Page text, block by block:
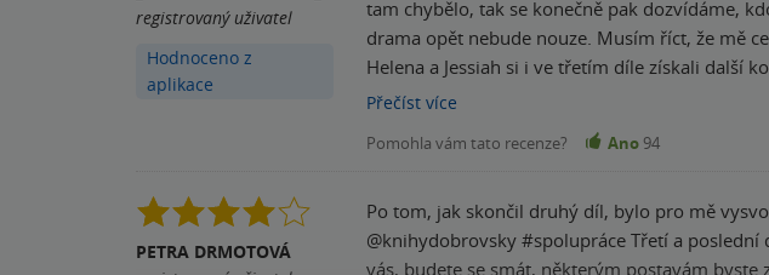
registrovaný uživatel
Hodnoceno z
aplikace
tam chybělo, tak se konečně pak dozvídáme,
drama opět nebude nouze. Musím říct, že mě celkově příběh hrozně bavil, celá zápletka, prostředí a stránky ubíhaly pod rukama.
Helena a Jessiah si i ve třetím díle získali další
stáli po boku toho druhého a nehodlali se jen tak vzdát. Závěrem bych řekla, že si určitě tuhle sérii přečtěte,
po Westwell! A já budu doufat, že si vás získá
Přečíst více
Pomohla vám tato recenze? Ano 94
PETRA DRMOTOVÁ
Po tom, jak skončil druhý díl, bylo pro mě
@knihydobrovsky #spolupráce Třetí a poslední díl, který přesně navazuje na druhý. Příběh který, má v sobě spoustu emocí, rozbrečí
vás, budete se smát, některým postavám